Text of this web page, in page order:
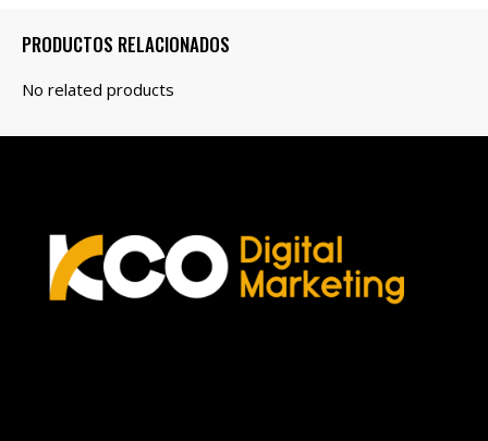
PRODUCTOS RELACIONADOS